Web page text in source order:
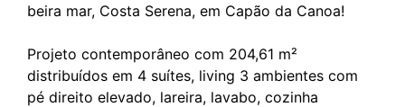
beira mar, Costa Serena, em Capão da Canoa!
Projeto contemporâneo com 204,61 m²
distribuídos em 4 suítes, living 3 ambientes com
pé direito elevado, lareira, lavabo, cozinha